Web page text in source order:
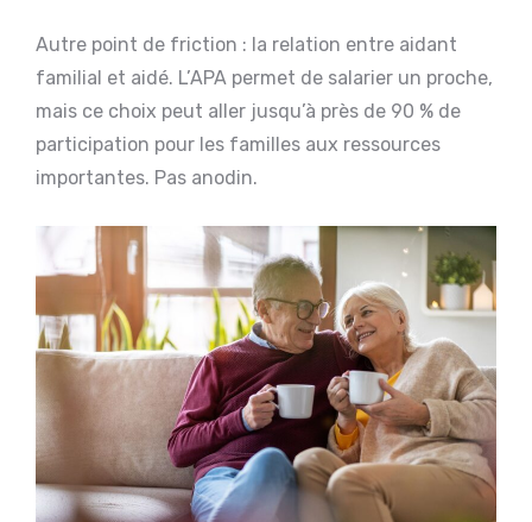
Autre point de friction : la relation entre aidant
familial et aidé. L’APA permet de salarier un proche,
mais ce choix peut aller jusqu’à près de 90 % de
participation pour les familles aux ressources
importantes. Pas anodin.